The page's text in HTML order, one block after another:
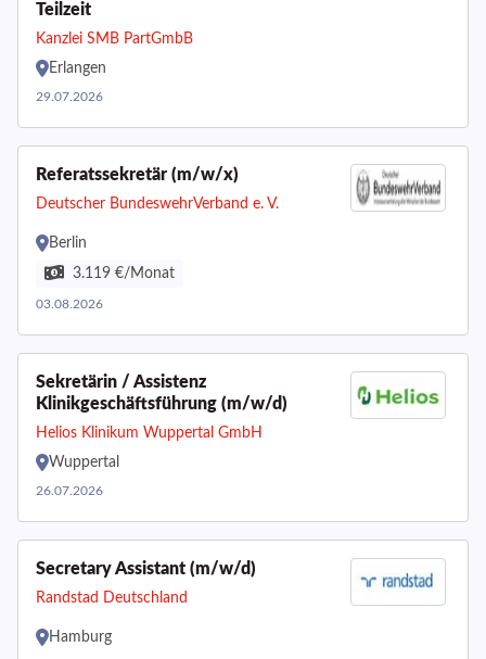
Teilzeit
Kanzlei SMB PartGmbB
Erlangen
29.07.2026
Referatssekretär (m/w/x)
Deutscher BundeswehrVerband e. V.
Berlin
3.119 €/Monat
03.08.2026
Sekretärin / Assistenz
Klinikgeschäftsführung (m/w/d)
Helios Klinikum Wuppertal GmbH
Wuppertal
26.07.2026
Secretary Assistant (m/w/d)
Randstad Deutschland
Hamburg